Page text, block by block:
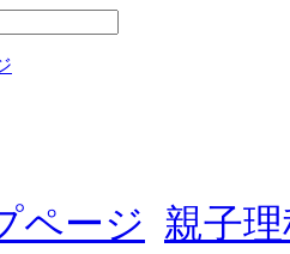
ページ 親子